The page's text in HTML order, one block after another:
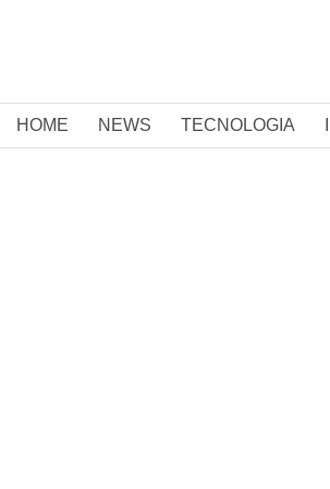
HOME NEWS TECNOLOGIA